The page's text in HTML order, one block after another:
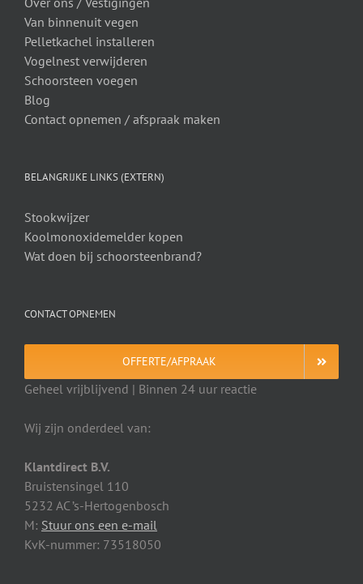
Van binnenuit vegen
Pelletkachel installeren
Vogelnest verwijderen
Schoorsteen voegen
Blog
Contact opnemen / afspraak maken
BELANGRIJKE LINKS (EXTERN)
Stookwijzer
Koolmonoxidemelder kopen
Wat doen bij schoorsteenbrand?
CONTACT OPNEMEN
OFFERTE/AFPRAAK
Geheel vrijblijvend | Binnen 24 uur reactie
Wij zijn onderdeel van:
Klantdirect B.V.
Bruistensingel 110
5232 AC ’s-Hertogenbosch
M: Stuur ons een e-mail
KvK-nummer: 73518050